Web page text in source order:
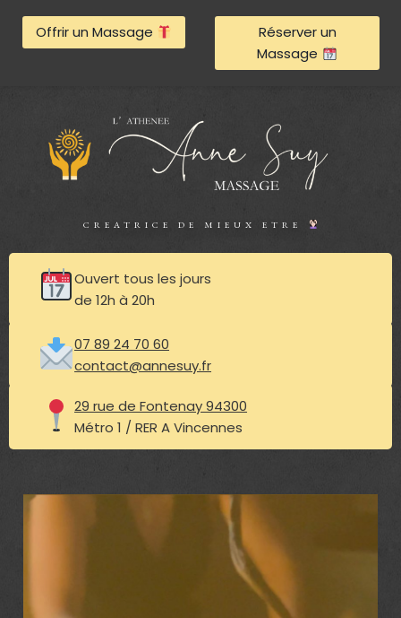
Offrir un Massage
Réserver un
Massage
CREATRICE DE MIEUX ETRE
Ouvert tous les jours
de 12h à 20h
07 89 24 70 60
contact@annesuy.fr
29 rue de Fontenay 94300
Métro 1 / RER A Vincennes